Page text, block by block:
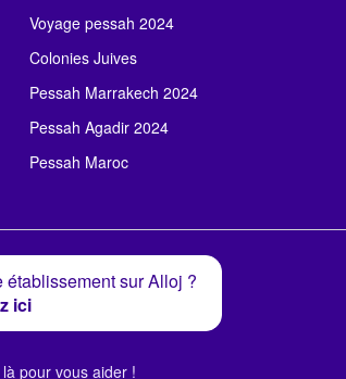
Voyage pessah 2024
Colonies Juives
Pessah Marrakech 2024
Pessah Agadir 2024
Pessah Maroc
sur Alloj ?
ici
pour vous aider !